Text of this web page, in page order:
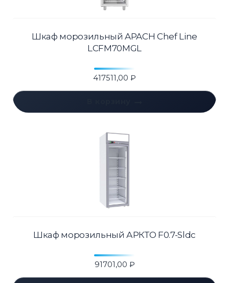
Шкаф морозильный APACH Chef Line
LCFM70MGL
417511,00 ₽
Шкаф морозильный АРКТО F0.7-Sldc
91701,00 ₽